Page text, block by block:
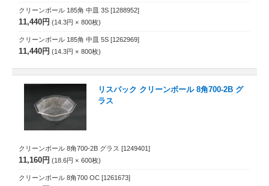
クリーンボール 185角 中皿 3S [1288952]
11,440円 14.3円 800枚
クリーンボール 185角 中皿 5S [1262969]
11,440円 14.3円 800枚
リスパック クリーンボール 8角700-2B グ
ラス
クリーンボール 8角700-2B グラス [1249401]
11,160円 18.6円 600枚
クリーンボール 8角700 OC [1261673]